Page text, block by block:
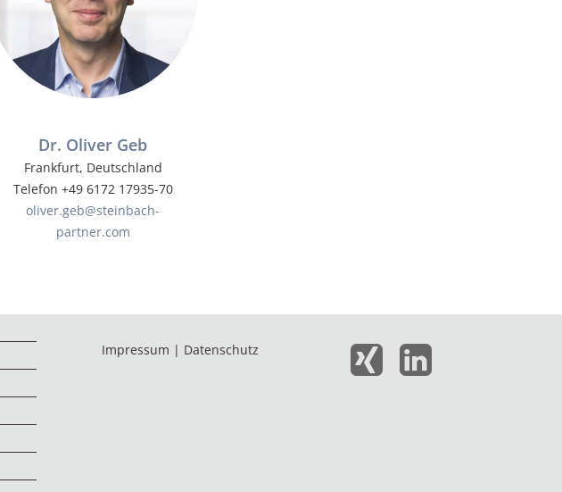
Dr. Oliver Geb
Frankfurt, Deutschland
Telefon +49 6172 17935-70
oliver.geb@steinbach-
partner.com
Impressum | Datenschutz